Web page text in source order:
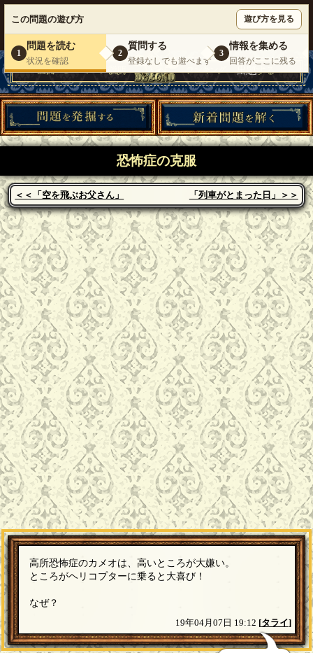
いらっしゃいませ。ゲスト |お問い合わせ
|
恐怖症の克服
＜＜「空を飛ぶお父さん」 「列車がとまった日」＞＞
この問題の遊び方 遊び方を見る
1
問題を読む
状況を確認
2
質問する
登録なしでも遊べます
3
情報を集める
回答がここに残る
高所恐怖症のカメオは、高いところが大嫌い。
ところがヘリコプターに乗ると大喜び！
なぜ？
19年04月07日 19:12 [タライ]